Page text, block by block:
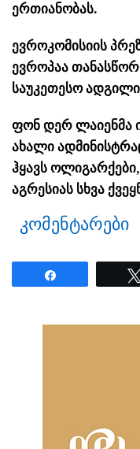
ერთიანობას.
ევროკომისიის
ევროპაა
საუკეთესო
ფონ დერ ლაიენმა
ახალი
ჰყავს
აგრესიას სხვა
კომენტარები